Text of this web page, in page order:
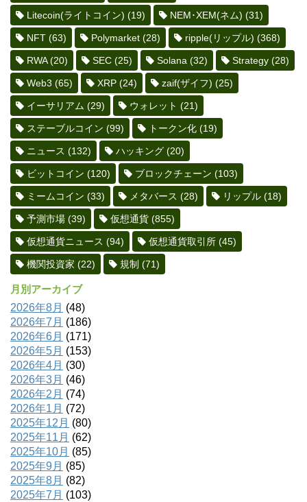
Litecoin(ライトコイン) (19) NEM･XEM(ネム) (31)
NFT (63) Polymarket (28) ripple(リップル) (368)
RWA(20) SEC (25) Solana (32) Strategy (28)
Web3 (65) XRP (24) zaif(ザイフ) (25)
イーサリアム (29) ウォレット (21)
ステーブルコイン (99) トークン化 (19)
ニュース (132) ハッキング (20)
ビットコイン (120) ブロックチェーン (103)
ミームコイン (33) メタバース (28) リップル (18)
予測市場 (39) 仮想通貨 (855)
仮想通貨ニュース (94) 仮想通貨取引所 (45)
機関投資家 (22) 規制 (71)
月別アーカイブ
2026年8月 (48)
2026年7月 (186)
2026年6月 (171)
2026年5月 (153)
2026年4月 (30)
2026年3月 (46)
2026年2月 (74)
2026年1月 (72)
2025年12月 (80)
2025年11月 (62)
2025年10月 (85)
2025年9月 (85)
2025年8月 (82)
2025年7月 (103)